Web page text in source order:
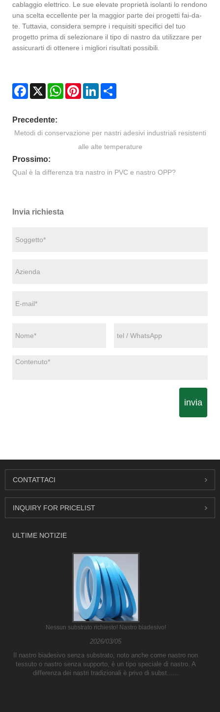
cablaggio elettrico. Le sue elevate proprietà isolanti lo rendono
una scelta eccellente per la maggior parte dei progetti fai-da-
te. Tuttavia, considera sempre i requisiti specifici del tuo
progetto prima di selezionare il tipo di nastro da utilizzare per
assicurarti di ottenere i migliori risultati possibili.
Facebook
X WhatsAppPinterestLinkedIn
Precedente:
Metodi di conservazione per nastri adesivi industriali resistenti
alle alte temperature
Prossimo:
Qual è la differenza tra nastro in PVC e nastro OPP?
Invia richiesta
invia
CONTATTACI
INQUIRY FOR PRICELIST
ULTIME NOTIZIE
Nessun substrato richiesto! Nastro biadesivo!
2026/03/05
Il nastro biadesivo senza substrato, noto anche come nastro non
tessuto o nastro senza supporto, è un tipo speciale di nastro. A
differenza dei nastri tradizionali è privo di subst......